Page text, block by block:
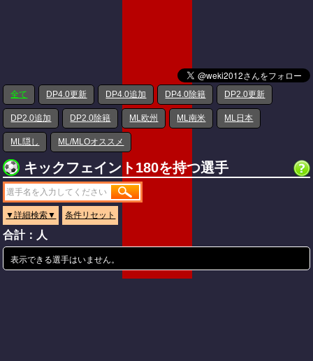
全て DP4.0更新 DP4.0追加 DP4.0除籍 DP2.0更新
DP2.0追加 DP2.0除籍 ML欧州 ML南米 ML日本
ML隠し ML/MLOオススメ
キックフェイント180を持つ選手
▼詳細検索▼ 条件リセット
合計：人
表示できる選手はいません。